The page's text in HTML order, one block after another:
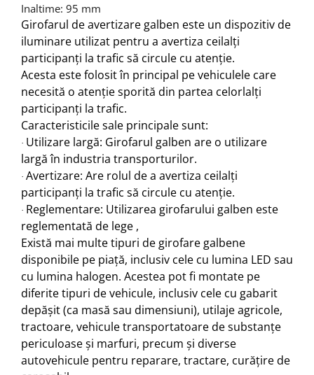
Inaltime: 95 mm
Girofarul de avertizare galben este un dispozitiv de
iluminare utilizat pentru a avertiza ceilalți
participanți la trafic să circule cu atenție.
Acesta este folosit în principal pe vehiculele care
necesită o atenție sporită din partea celorlalți
participanți la trafic.
Caracteristicile sale principale sunt:
· Utilizare largă: Girofarul galben are o utilizare
largă în industria transporturilor.
· Avertizare: Are rolul de a avertiza ceilalți
participanți la trafic să circule cu atenție.
· Reglementare: Utilizarea girofarului galben este
reglementată de lege ,
Există mai multe tipuri de girofare galbene
disponibile pe piață, inclusiv cele cu lumina LED sau
cu lumina halogen. Acestea pot fi montate pe
diferite tipuri de vehicule, inclusiv cele cu gabarit
depășit (ca masă sau dimensiuni), utilaje agricole,
tractoare, vehicule transportatoare de substanțe
periculoase și marfuri, precum și diverse
autovehicule pentru reparare, tractare, curățire de